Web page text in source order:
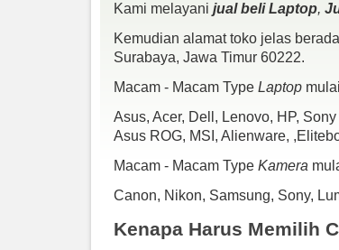
Asus A556UQ Ci5-7200U Ram 8GB
Intel Core i5-7200U
Intel HD Graphics 620
NVIDIA Geforce 940MX
SSD 256GB
DVD Rw
Wifi
Windows 10
Kami melayani jual beli Laptop,
Kemudian alamat toko jelas
Surabaya, Jawa Timur 60222.
Macam - Macam Type Laptop
Asus, Acer, Dell, Lenovo, HP,
Asus ROG, MSI, Alienware,
Macam - Macam Type Kamera
Canon, Nikon, Samsung, Sony,
Kenapa Harus Memilih